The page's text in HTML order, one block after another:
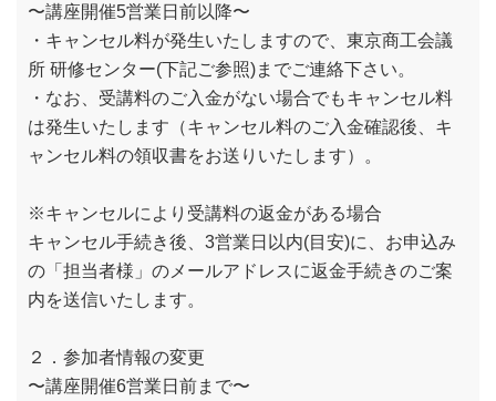
〜講座開催5営業日前以降〜
・キャンセル料が発生いたしますので、東京商工会議
所 研修センター(下記ご参照)までご連絡下さい。
・なお、受講料のご入金がない場合でもキャンセル料
は発生いたします（キャンセル料のご入金確認後、キ
ャンセル料の領収書をお送りいたします）。
※キャンセルにより受講料の返金がある場合
キャンセル手続き後、3営業日以内(目安)に、お申込み
の「担当者様」のメールアドレスに返金手続きのご案
内を送信いたします。
２．参加者情報の変更
〜講座開催6営業日前まで〜